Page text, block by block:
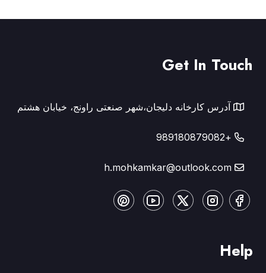
Get In Touch
آدرس کارخانه دلیجان،شهر صنعتی راونج، خیابان هشتم
+989180879082
h.mohkamkar@outlook.com
Help